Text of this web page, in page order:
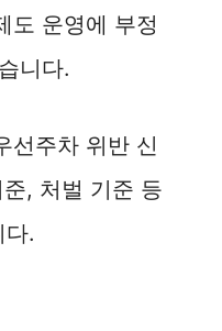
도 운영에 부정
니다.
선주차 위반 신
, 처벌 기준 등
다.